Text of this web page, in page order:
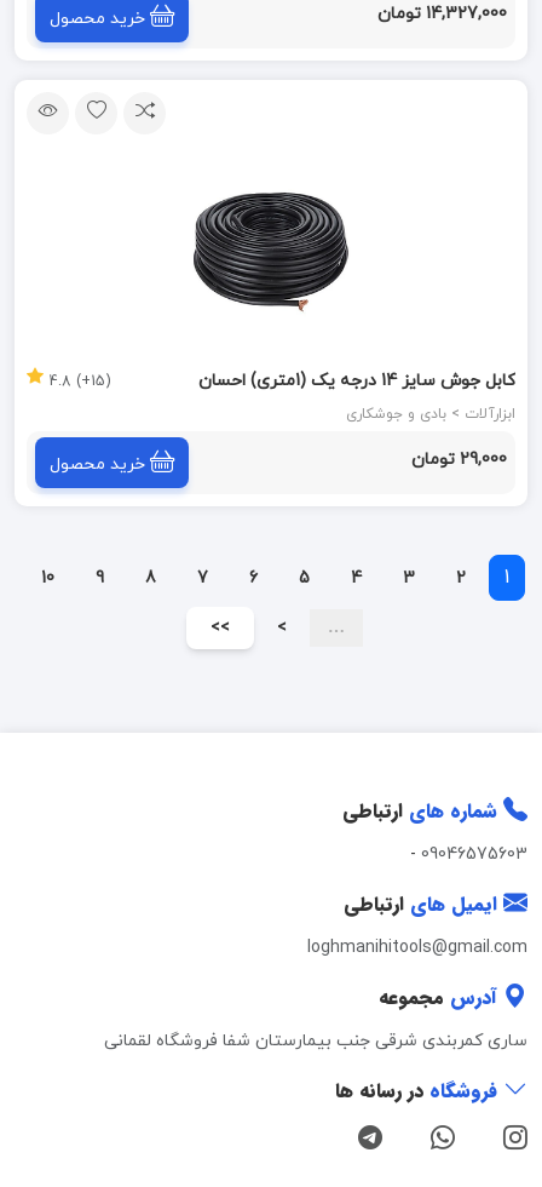
14,327,000 تومان خرید محصول
کابل جوش سایز 14 درجه یک (1متری) احسان
ابزارآلات > بادی و جوشکاری
(15+) 4.8
29,000 تومان خرید محصول
1
2
3
4
5
6
7
8
9
10
…
>
>>
شماره های ارتباطی
09046575603
-
ایمیل های ارتباطی
loghmanihitools@gmail.com
آدرس مجموعه
ساری کمربندی شرقی جنب بیمارستان شفا فروشگاه لقمانی
فروشگاه در رسانه ها